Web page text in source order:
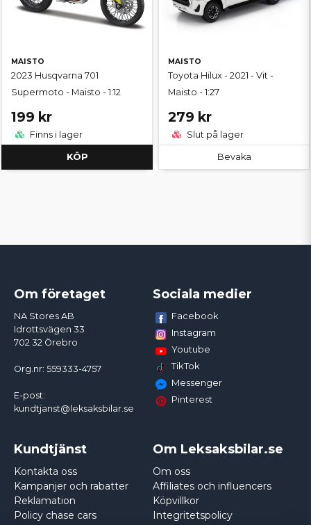
MAISTO
2023 Husqvarna 701
Supermoto - Maisto - 1:12
199 kr
Finns i lager
KÖP
MAISTO
Toyota Hilux - 2021 - Vit -
Maisto - 1:27
279 kr
Slut på lager
Bevaka
Om företaget
NA Stores AB
Idrottsvägen 33
702 32 Örebro
Org.nr: 559333-4757
E-post:
kundtjanst@leksaksbilar.se
Sociala medier
Facebook
Instagram
Youtube
TikTok
Messenger
Pinterest
Kundtjänst
Kontakta oss
Kampanjer och rabatter
Reklamation
Policy chase cars
Om Leksaksbilar.se
Om oss
Affiliates och influencers
Köpvillkor
Integritetspolicy